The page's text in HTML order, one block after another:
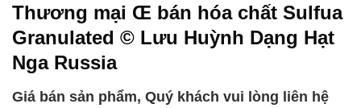
Thương mại Œ bán hóa chất Sulfua
Granulated © Lưu Huỳnh Dạng Hạt
Nga Russia
Giá bán sản phẩm, Quý khách vui lòng liên hệ